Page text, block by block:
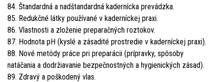
84. Štandardná a nadštandardná kadernícka prevádzka.
85. Redukčné látky používané v kaderníckej praxi.
86. Vlastnosti a zloženie preparačných roztokov.
87. Hodnota pH (kyslé a zásadité prostredie v kaderníckej praxi).
88. Nové metódy práce pri preparácii (prípravky, spôsoby
natáčania a dodržiavanie bezpečnostných a hygienických zásad).
89. Zdravý a poškodený vlas.